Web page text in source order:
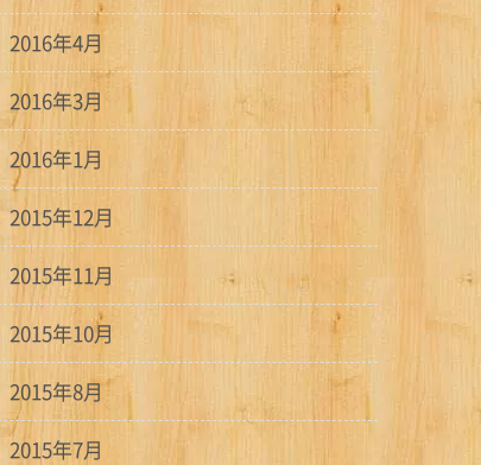
2016年4月
2016年3月
2016年1月
2015年12月
2015年11月
2015年10月
2015年8月
2015年7月